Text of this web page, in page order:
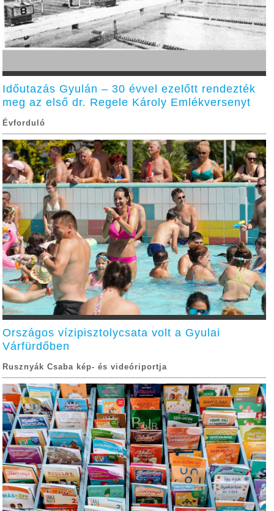
Időutazás Gyulán – 30 évvel ezelőtt rendezték
meg az első dr. Regele Károly Emlékversenyt
Évforduló
Országos vízipisztolycsata volt a Gyulai
Várfürdőben
Rusznyák Csaba kép- és videóriportja